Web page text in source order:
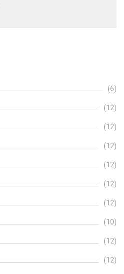
(6)
(12)
(12)
(12)
(12)
(12)
(12)
(10)
(12)
(12)